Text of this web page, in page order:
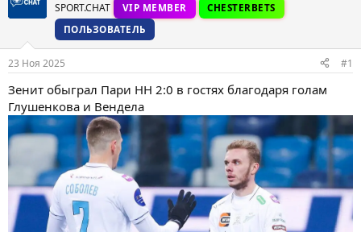
е
м
ы
н
а
ч
л
а
SPORT.CHAT VIP MEMBER
CHESTERBETS
ПОЛЬЗОВАТЕЛЬ
23 Ноя 2025 #1
Зенит обыграл Пари НН 2:0 в гостях благодаря голам
Глушенкова и Вендела